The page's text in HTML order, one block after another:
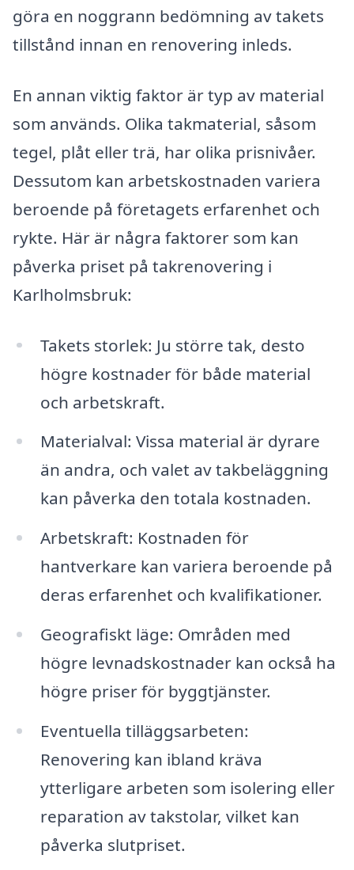
göra en noggrann bedömning av takets
tillstånd innan en renovering inleds.
En annan viktig faktor är typ av material
som används. Olika takmaterial, såsom
tegel, plåt eller trä, har olika prisnivåer.
Dessutom kan arbetskostnaden variera
beroende på företagets erfarenhet och
rykte. Här är några faktorer som kan
påverka priset på takrenovering i
Karlholmsbruk:
Takets storlek: Ju större tak, desto
högre kostnader för både material
och arbetskraft.
Materialval: Vissa material är dyrare
än andra, och valet av takbeläggning
kan påverka den totala kostnaden.
Arbetskraft: Kostnaden för
hantverkare kan variera beroende på
deras erfarenhet och kvalifikationer.
Geografiskt läge: Områden med
högre levnadskostnader kan också ha
högre priser för byggtjänster.
Eventuella tilläggsarbeten:
Renovering kan ibland kräva
ytterligare arbeten som isolering eller
reparation av takstolar, vilket kan
påverka slutpriset.